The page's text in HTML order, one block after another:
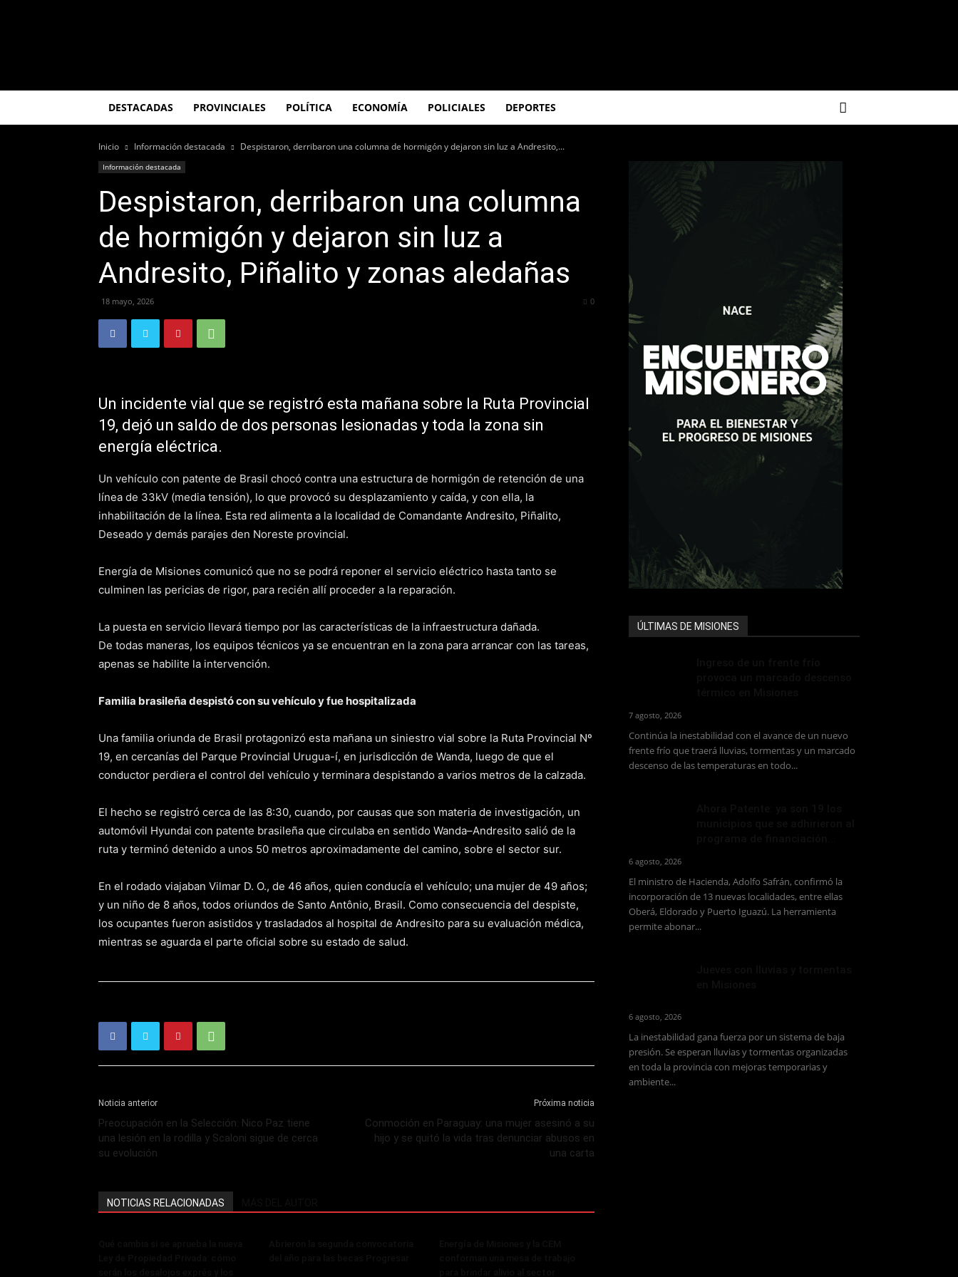
DESTACADAS PROVINCIALES POLÍTICA ECONOMÍA POLICIALES DEPORTES
Inicio Información destacada Despistaron, derribaron una columna de hormigón y dejaron sin luz a Andresito,...
Información destacada
Despistaron, derribaron una columna
de hormigón y dejaron sin luz a
Andresito, Piñalito y zonas aledañas
18 mayo, 2026 0
Un incidente vial que se registró esta mañana sobre la Ruta Provincial
19, dejó un saldo de dos personas lesionadas y toda la zona sin
energía eléctrica.
Un vehículo con patente de Brasil chocó contra una estructura de hormigón de retención de una
línea de 33kV (media tensión), lo que provocó su desplazamiento y caída, y con ella, la
inhabilitación de la línea. Esta red alimenta a la localidad de Comandante Andresito, Piñalito,
Deseado y demás parajes den Noreste provincial.
Energía de Misiones comunicó que no se podrá reponer el servicio eléctrico hasta tanto se
culminen las pericias de rigor, para recién allí proceder a la reparación.
La puesta en servicio llevará tiempo por las características de la infraestructura dañada.
De todas maneras, los equipos técnicos ya se encuentran en la zona para arrancar con las tareas,
apenas se habilite la intervención.
Familia brasileña despistó con su vehículo y fue hospitalizada
Una familia oriunda de Brasil protagonizó esta mañana un siniestro vial sobre la Ruta Provincial Nº
19, en cercanías del Parque Provincial Urugua-í, en jurisdicción de Wanda, luego de que el
conductor perdiera el control del vehículo y terminara despistando a varios metros de la calzada.
El hecho se registró cerca de las 8:30, cuando, por causas que son materia de investigación, un
automóvil Hyundai con patente brasileña que circulaba en sentido Wanda–Andresito salió de la
ruta y terminó detenido a unos 50 metros aproximadamente del camino, sobre el sector sur.
En el rodado viajaban Vilmar D. O., de 46 años, quien conducía el vehículo; una mujer de 49 años;
y un niño de 8 años, todos oriundos de Santo Antônio, Brasil. Como consecuencia del despiste,
los ocupantes fueron asistidos y trasladados al hospital de Andresito para su evaluación médica,
mientras se aguarda el parte oficial sobre su estado de salud.
Noticia anterior
Preocupación en la Selección: Nico Paz tiene
una lesión en la rodilla y Scaloni sigue de cerca
su evolución
Próxima noticia
Conmoción en Paraguay: una mujer asesinó a su
hijo y se quitó la vida tras denunciar abusos en
una carta
NOTICIAS RELACIONADAS
ÚLTIMAS DE MISIONES
7 agosto, 2026
Continúa la inestabilidad con el avance de un nuevo
frente frío que traerá lluvias, tormentas y un marcado
descenso de las temperaturas en todo...
6 agosto, 2026
El ministro de Hacienda, Adolfo Safrán, confirmó la
incorporación de 13 nuevas localidades, entre ellas
Oberá, Eldorado y Puerto Iguazú. La herramienta
permite abonar...
6 agosto, 2026
La inestabilidad gana fuerza por un sistema de baja
presión. Se esperan lluvias y tormentas organizadas
en toda la provincia con mejoras temporarias y
ambiente...